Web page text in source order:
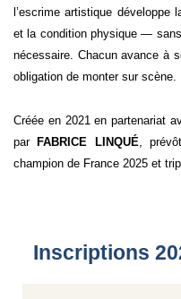
l’escrime artistique
et la condition physique — sans
nécessaire. Chacun avance à
obligation de monter sur scène.
Créée en 2021 en partenariat
par FABRICE LINQUÉ,
champion de France 2025 et
Inscriptions